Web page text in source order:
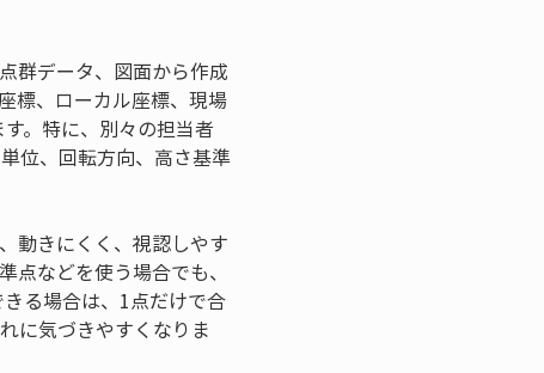
群データ、図面から作成
標、ローカル座標、現場
。特に、別々の担当者
位、回転方向、高さ基準
動きにくく、視認しやす
などを使う場合でも、
る場合は、1点だけで合
に気づきやすくなりま